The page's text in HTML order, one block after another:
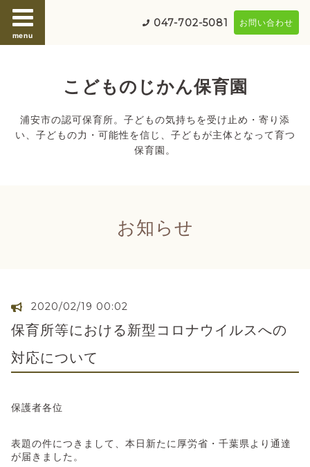
menu
047-702-5081 お問い合わせ
こどものじかん保育園
浦安市の認可保育所。子どもの気持ちを受け止め・寄り添
い、子どもの力・可能性を信じ、子どもが主体となって育つ
保育園。
お知らせ
2020/02/19 00:02
保育所等における新型コロナウイルスへの
対応について
保護者各位
表題の件につきまして、本日新たに厚労省・千葉県より通達
が届きました。